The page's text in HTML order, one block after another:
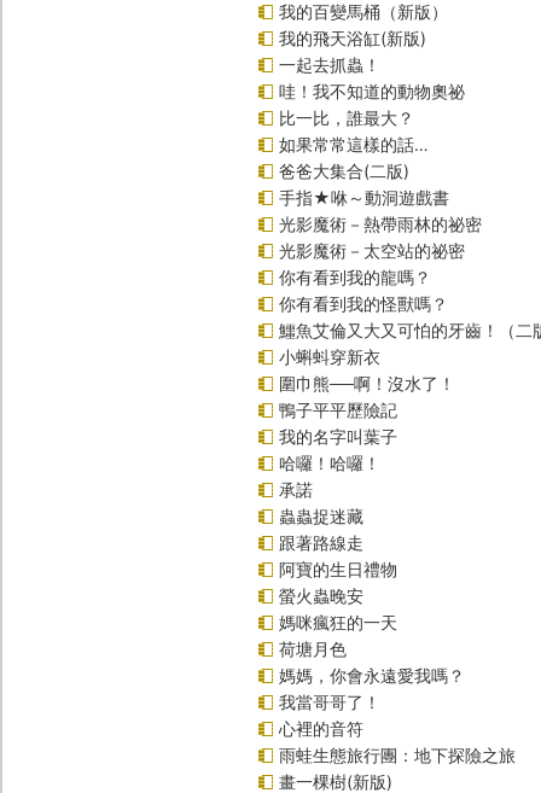
我的百變馬桶（新版）
我的飛天浴缸(新版)
一起去抓蟲！
哇！我不知道的動物奧祕
比一比，誰最大？
如果常常這樣的話…
爸爸大集合(二版)
手指★咻～動洞遊戲書
光影魔術－熱帶雨林的祕密
光影魔術－太空站的祕密
你有看到我的龍嗎？
你有看到我的怪獸嗎？
鱷魚艾倫又大又可怕的牙齒！（二
小蝌蚪穿新衣
圍巾熊──啊！沒水了！
鴨子平平歷險記
我的名字叫葉子
哈囉！哈囉！
承諾
蟲蟲捉迷藏
跟著路線走
阿寶的生日禮物
螢火蟲晚安
媽咪瘋狂的一天
荷塘月色
媽媽，你會永遠愛我嗎？
我當哥哥了！
心裡的音符
雨蛙生態旅行團：地下探險之旅
畫一棵樹(新版)